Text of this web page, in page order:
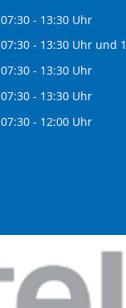
07:30 - 13:30 Uhr
07:30 - 13:30 Uhr und
07:30 - 13:30 Uhr
07:30 - 13:30 Uhr
07:30 - 12:00 Uhr